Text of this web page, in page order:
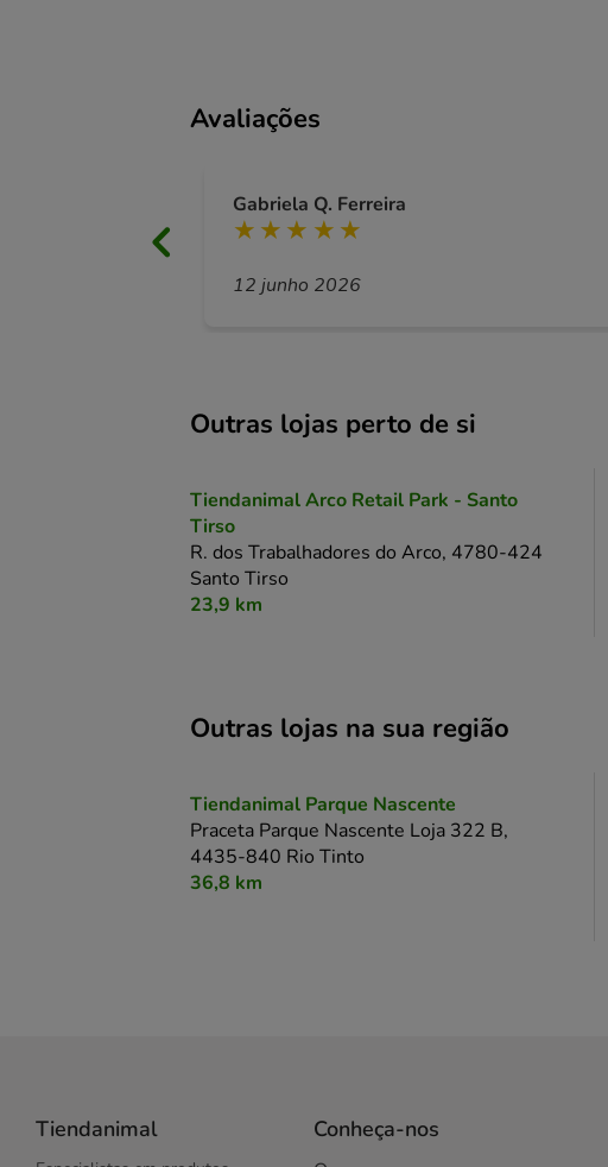
Avaliações
Gabriela Q. Ferreira
12 junho 2026
Outras lojas perto de si
Tiendanimal Arco Retail Park - Santo
Tirso
R. dos Trabalhadores do Arco, 4780-424
Santo Tirso
23,9 km
Outras lojas na sua região
Tiendanimal Parque Nascente
Praceta Parque Nascente Loja 322 B,
4435-840 Rio Tinto
36,8 km
Tiendanimal Conheça-nos